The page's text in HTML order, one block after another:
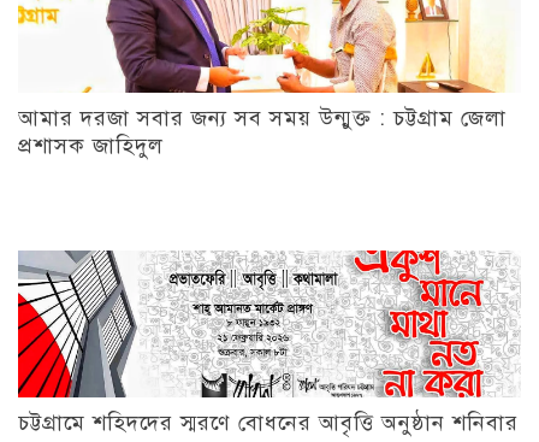
আমার দরজা সবার জন্য সব সময় উন্মুক্ত : চট্টগ্রাম জেলা
প্রশাসক জাহিদুল
চট্টগ্রামে শহিদদের স্মরণে বোধনের আবৃত্তি অনুষ্ঠান শনিবার